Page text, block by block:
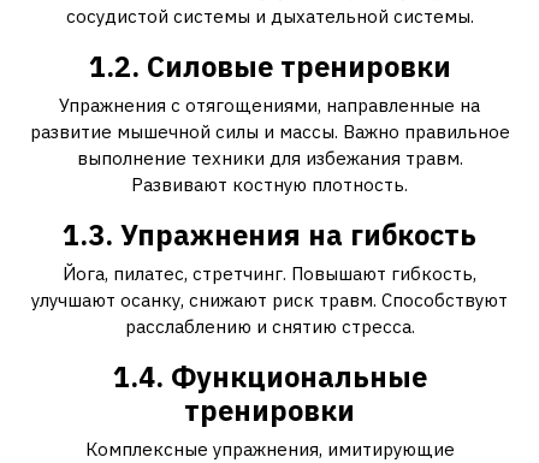
сосудистой системы и дыхательной системы.
1.2. Силовые тренировки
Упражнения с отягощениями, направленные на
развитие мышечной силы и массы. Важно правильное
выполнение техники для избежания травм.
Развивают костную плотность.
1.3. Упражнения на гибкость
Йога, пилатес, стретчинг. Повышают гибкость,
улучшают осанку, снижают риск травм. Способствуют
расслаблению и снятию стресса.
1.4. Функциональные
тренировки
Комплексные упражнения, имитирующие